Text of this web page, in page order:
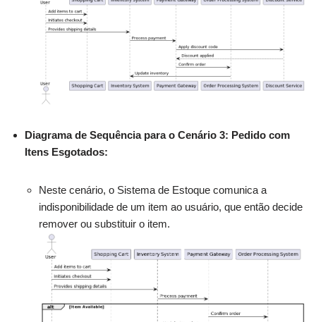
Diagrama de Sequência para o Cenário 3: Pedido com
Itens Esgotados:
Neste cenário, o Sistema de Estoque comunica a
indisponibilidade de um item ao usuário, que então decide
remover ou substituir o item.